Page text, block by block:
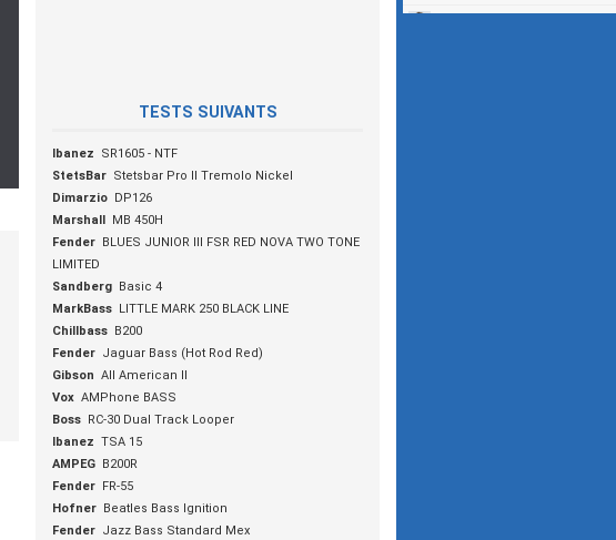
TESTS SUIVANTS
Ibanez
SR1605 - NTF
StetsBar Stetsbar Pro II Tremolo Nickel
Dimarzio DP126
Marshall MB 450H
Fender BLUES JUNIOR III FSR RED NOVA TWO TONE
LIMITED
Sandberg Basic 4
MarkBass LITTLE MARK 250 BLACK LINE
Chillbass B200
Fender Jaguar Bass (Hot Rod Red)
Gibson All American II
Vox AMPhone BASS
Boss RC-30 Dual Track Looper
Ibanez TSA 15
AMPEG B200R
Fender FR-55
Hofner Beatles Bass Ignition
Fender Jazz Bass Standard Mex
Cella voté pourle message